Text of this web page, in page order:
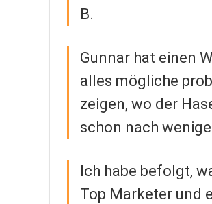
B.
Gunnar hat einen
alles mögliche
zeigen, wo der
schon nach
Ich habe befolgt,
Top Marketer und